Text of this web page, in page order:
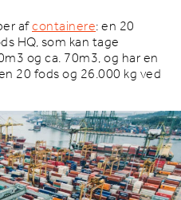
afcontainere: en 20
HQ, som kan tage
og ca. 70m3, og har en
20 fods og 26.000 kg ved